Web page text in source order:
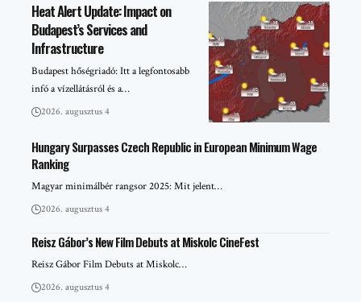
Heat Alert Update: Impact on
Budapest’s Services and
Infrastructure
Budapest hőségriadó: Itt a legfontosabb
infó a vízellátásról és a…
2026. augusztus 4
Hungary Surpasses Czech Republic in European Minimum Wage
Ranking
Magyar minimálbér rangsor 2025: Mit jelent…
2026. augusztus 4
Reisz Gábor’s New Film Debuts at Miskolc CineFest
Reisz Gábor Film Debuts at Miskolc…
2026. augusztus 4